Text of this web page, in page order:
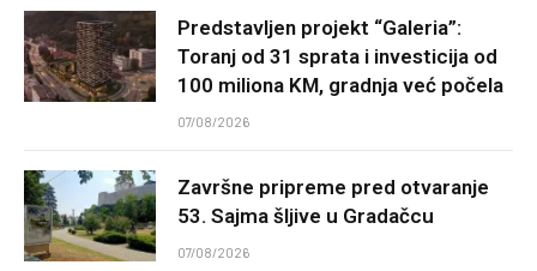
Predstavljen projekt “Galeria”:
Toranj od 31 sprata i investicija od
100 miliona KM, gradnja već počela
07/08/2026
Završne pripreme pred otvaranje
53. Sajma šljive u Gradačcu
07/08/2026